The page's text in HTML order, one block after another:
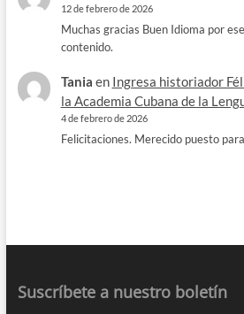
12 de febrero de 2026
Muchas gracias Buen Idioma por
contenido.
Tania en Ingresa historiador
la Academia Cubana de la
4 de febrero de 2026
Felicitaciones. Merecido puesto
Suscríbete a nuestro boletín